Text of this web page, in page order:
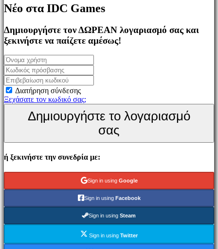
games
Κοινότητα
Παιχνίδι
Εκδηλώσεις
εντός
παιχνιδιού
Νέα
Μέσα
Μαζικής
IDC
IDC
Υποστήριξη
Λογαριασμός
Νέο στα IDC Games
Δημιουργήστε τον ΔΩΡΕΑΝ λογαριασμό σας και
ξεκινήστε να παίζετε αμέσως!
Διατήρηση σύνδεσης
Ξεχάσατε τον κωδικό σας;
Δημιουργήστε το λογαριασμό
σας
ή ξεκινήστε την συνεδρία με:
Sign in using Google
Sign in using Facebook
Sign in using Steam
Sign in using Twitter